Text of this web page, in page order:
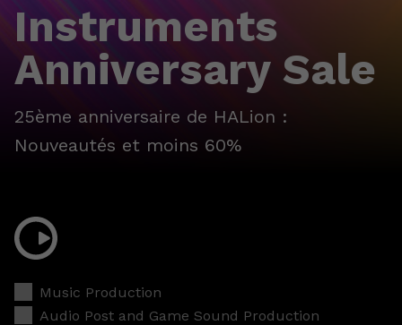
Instruments
Anniversary Sale
25ème anniversaire de HALion :
Nouveautés et moins 60%
Music Production
Audio Post and Game Sound Production